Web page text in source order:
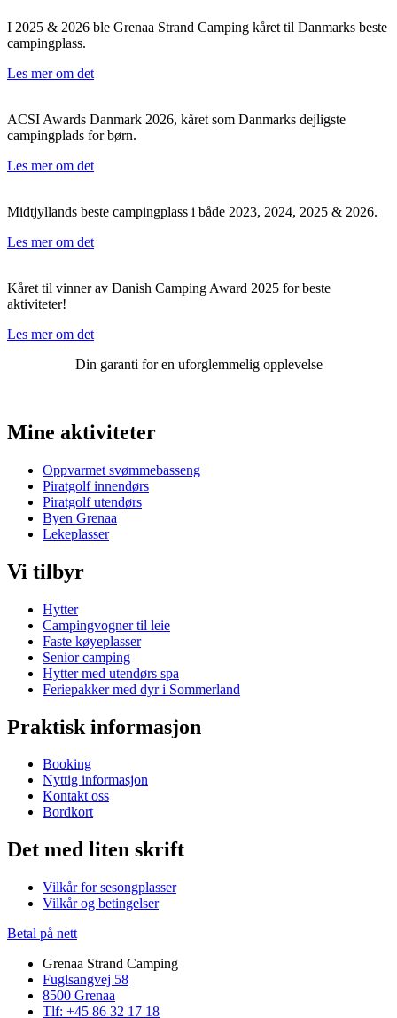
I 2025 & 2026 ble Grenaa Strand Camping kåret til Danmarks beste
campingplass.
Les mer om det
ACSI Awards Danmark 2026, kåret som Danmarks dejligste
campingplads for børn.
Les mer om det
Midtjyllands beste campingplass i både 2023, 2024, 2025 & 2026.
Les mer om det
Kåret til vinner av Danish Camping Award 2025 for beste
aktiviteter!
Les mer om det
Din garanti for en uforglemmelig opplevelse
Mine aktiviteter
Oppvarmet svømmebasseng
Piratgolf innendørs
Piratgolf utendørs
Byen Grenaa
Lekeplasser
Vi tilbyr
Hytter
Campingvogner til leie
Faste køyeplasser
Senior camping
Hytter med utendørs spa
Feriepakker med dyr i Sommerland
Praktisk informasjon
Booking
Nyttig informasjon
Kontakt oss
Bordkort
Det med liten skrift
Vilkår for sesongplasser
Vilkår og betingelser
Betal på nett
Grenaa Strand Camping
Fuglsangvej 58
8500 Grenaa
Tlf: +45 86 32 17 18